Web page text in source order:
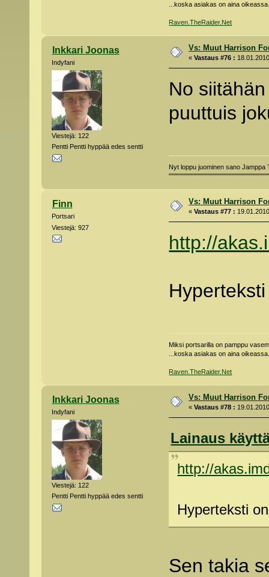
...koska asiakas on aina
Raven.TheRaider.Net
Inkkari Joonas
Indyfani
Viestejä: 122
Pentti Pentti hyppää edes sentti
Vs: Muut Harrison
«Vastaus #76 :
No
puuttuis
Nyt loppu juominen sano Jamppa
Finn
Portsari
Viestejä: 927
Vs: Muut Harrison
«Vastaus #77 :
http://
Miksi portsarilla on pamppu
...koska asiakas on aina
Raven.TheRaider.Net
Inkkari Joonas
Indyfani
Viestejä: 122
Pentti Pentti hyppää edes sentti
Vs: Muut Harrison
«Vastaus #78 :
Lainaus
http://
Hyperteksti
Sen takia